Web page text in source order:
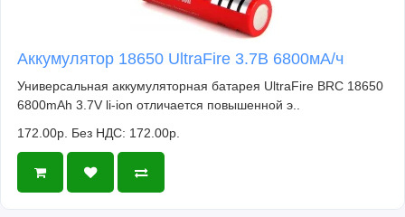
Аккумулятор 18650 UltraFire 3.7В 6800мА/ч
Универсальная аккумуляторная батарея UltraFire BRC 18650
6800mAh 3.7V li-ion отличается повышенной э..
172.00р. Без НДС: 172.00р.